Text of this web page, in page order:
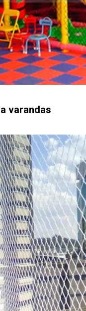
varandas